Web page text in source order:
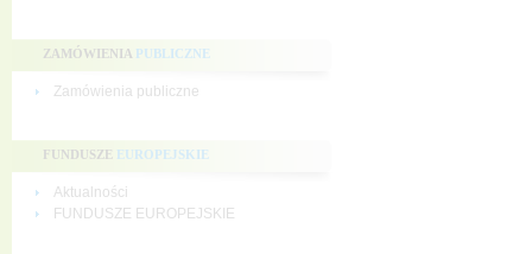
ZAMÓWIENIA PUBLICZNE
Zamówienia publiczne
FUNDUSZE EUROPEJSKIE
Aktualności
FUNDUSZE EUROPEJSKIE